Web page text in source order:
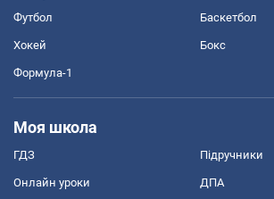
Футбол Баскетбол
Хокей Бокс
Формула-1
Моя школа
ГДЗ Підручники
Онлайн уроки ДПА